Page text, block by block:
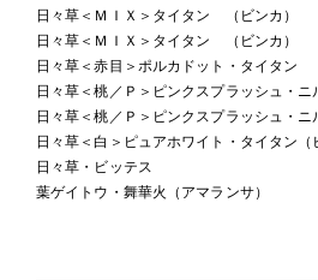
日々草＜ＭＩＸ＞タイタン （ビンカ）
日々草＜ＭＩＸ＞タイタン （ビンカ）
日々草＜赤目＞ポルカドット・タイタン
日々草＜桃／Ｐ＞ピンクスプラッシュ・ニ
日々草＜桃／Ｐ＞ピンクスプラッシュ・ニ
日々草＜白＞ピュアホワイト・タイタン（
日々草・ビッテス
葉ゲイトウ・舞華火（アマランサ）